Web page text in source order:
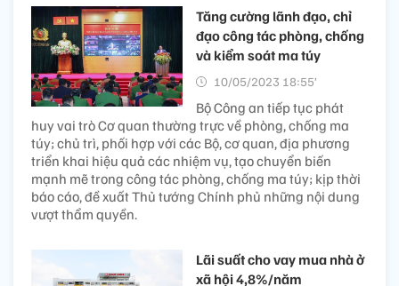
Tăng cường lãnh đạo, chỉ
đạo công tác phòng, chống
và kiểm soát ma túy
10/05/2023 18:55’
Bộ Công an tiếp tục phát
huy vai trò Cơ quan thường trực về phòng, chống ma
túy; chủ trì, phối hợp với các Bộ, cơ quan, địa phương
triển khai hiệu quả các nhiệm vụ, tạo chuyển biến
mạnh mẽ trong công tác phòng, chống ma túy; kịp thời
báo cáo, đề xuất Thủ tướng Chính phủ những nội dung
vượt thẩm quyền.
Lãi suất cho vay mua nhà ở
xã hội 4,8%/năm